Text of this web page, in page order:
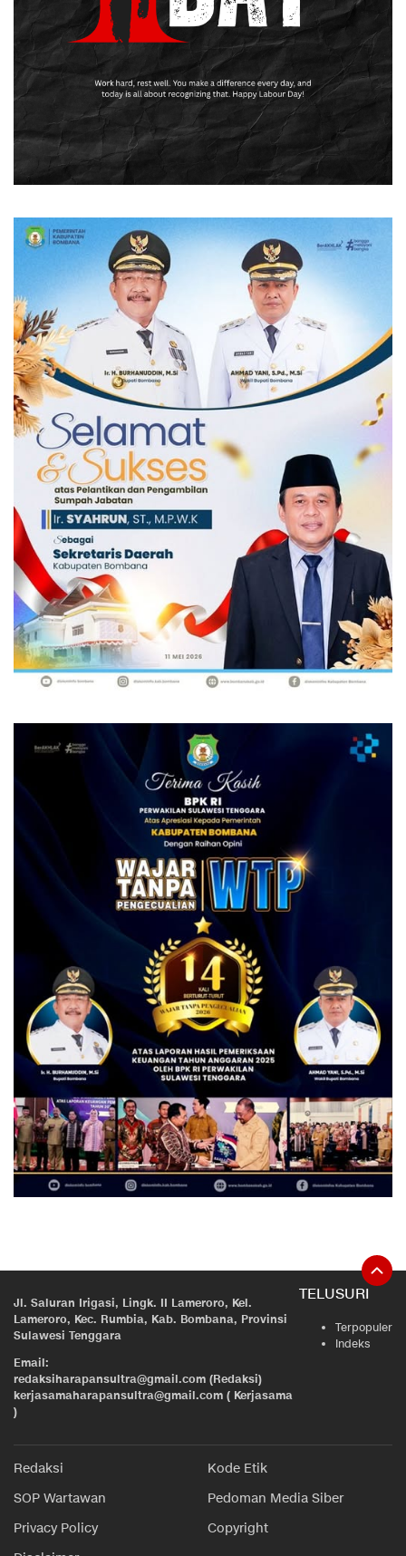
Jl. Saluran Irigasi, Lingk. II Lameroro, Kel.
Lameroro, Kec. Rumbia, Kab. Bombana, Provinsi
Sulawesi Tenggara
Email:
redaksiharapansultra@gmail.com (Redaksi)
kerjasamaharapansultra@gmail.com ( Kerjasama
)
TELUSURI
Terpopuler
Indeks
Redaksi
Kode Etik
SOP Wartawan
Pedoman Media Siber
Privacy Policy
Copyright